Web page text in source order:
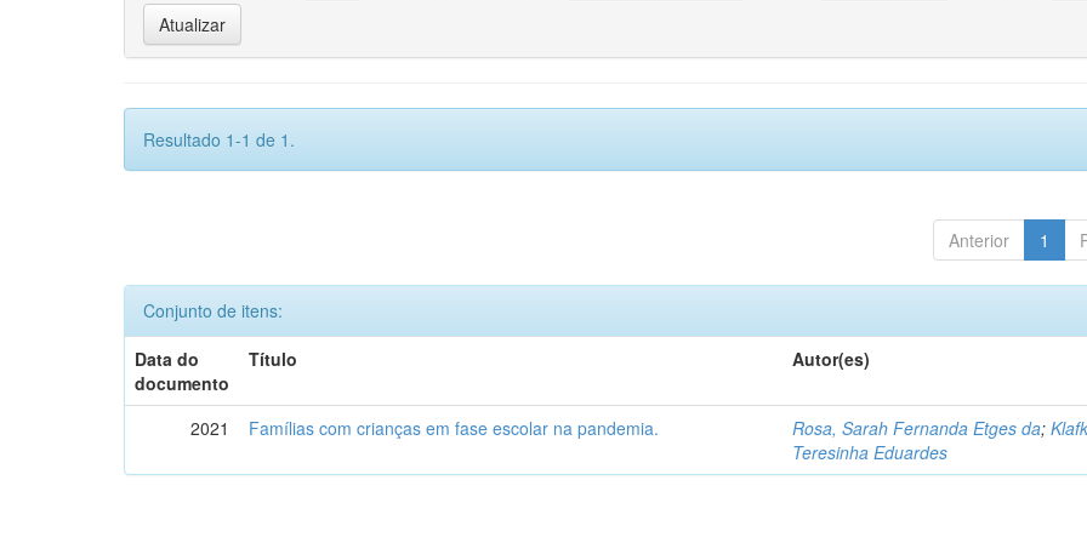
Resultado 1-1 de 1.
Anterior 1
Conjunto de itens:
Data do
documento
Título Autor(es)
2021 Famílias com crianças em fase escolar na pandemia. Rosa, Sarah Fernanda Etges da;
Teresinha Eduardes